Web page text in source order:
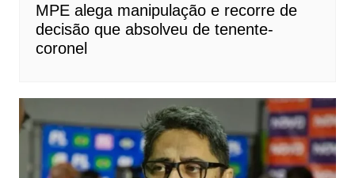
MPE alega manipulação e recorre de
decisão que absolveu de tenente-
coronel